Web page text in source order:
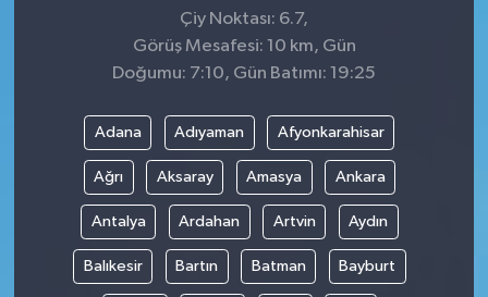
Çiy Noktası: 6.7,
Görüş Mesafesi: 10 km, Gün
Doğumu: 7:10, Gün Batımı: 19:25
Adana Adıyaman Afyonkarahisar
Ağrı Aksaray Amasya Ankara
Antalya Ardahan Artvin Aydın
Balıkesir Bartın Batman Bayburt